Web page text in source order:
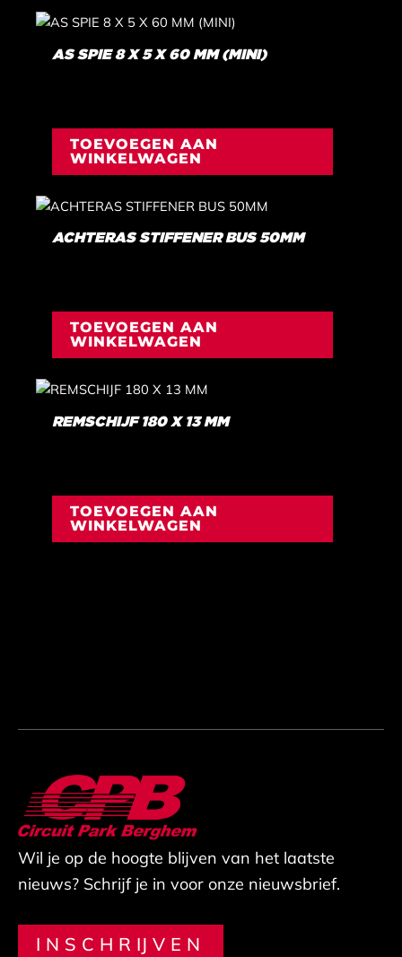
AS SPIE 8 X 5 X 60 MM (MINI)
TOEVOEGEN AAN
WINKELWAGEN
ACHTERAS STIFFENER BUS 50MM
TOEVOEGEN AAN
WINKELWAGEN
REMSCHIJF 180 X 13 MM
TOEVOEGEN AAN
WINKELWAGEN
Wil je op de hoogte blijven van het laatste
nieuws? Schrijf je in voor onze nieuwsbrief.
INSCHRIJVEN